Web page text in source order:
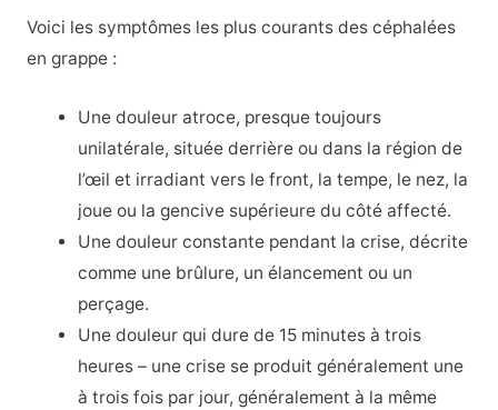
Voici les symptômes les plus courants des céphalées
en grappe :
Une douleur atroce, presque toujours
unilatérale, située derrière ou dans la région de
l’œil et irradiant vers le front, la tempe, le nez, la
joue ou la gencive supérieure du côté affecté.
Une douleur constante pendant la crise, décrite
comme une brûlure, un élancement ou un
perçage.
Une douleur qui dure de 15 minutes à trois
heures – une crise se produit généralement une
à trois fois par jour, généralement à la même